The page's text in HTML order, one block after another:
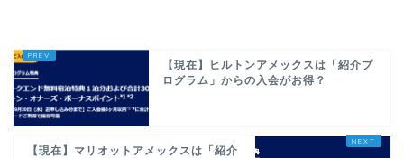
【現在】ヒルトンアメックスは「紹介プ
ログラム」からの入会がお得？
【現在】マリオットアメックスは「紹介